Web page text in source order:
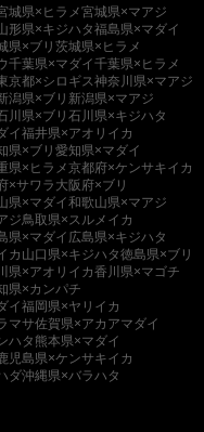
城県×ヒラメ宮城県×マアジ
形県×キジハタ福島県×マダイ
県×ブリ 茨城県×ヒラメ
千葉県×マダイ千葉県×ヒラメ
京都×シロギス神奈川県×マアジ
潟県×ブリ 新潟県×マアジ
川県×ブリ 石川県×キジハタ
イ福井県×アオリイカ
県×ブリ 愛知県×マダイ
県×ヒラメ京都府×ケンサキイカ
×サワラ 大阪府×ブリ
県×マダイ和歌山県×マアジ
ジ鳥取県×スルメイカ
県×マダイ 広島県×キジハタ
カ 山口県×キジハタ徳島県×ブリ
県×アオリイカ香川県×マゴチ
県×カンパチ
イ福岡県×ヤリイカ
マサ佐賀県×アカアマダイ
ハタ 熊本県×マダイ
児島県×ケンサキイカ
ダ沖縄県×バラハタ